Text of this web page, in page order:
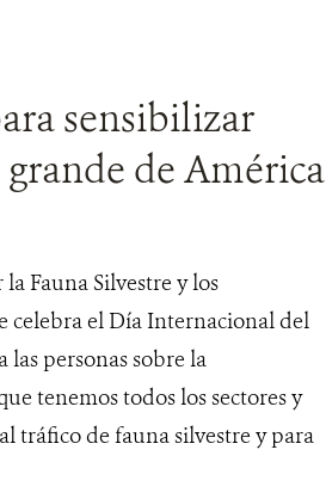
sensibilizar
de América
Fauna Silvestre y los
celebra el Día Internacional del
las personas sobre la
tenemos todos los sectores y
tráfico de fauna silvestre y para